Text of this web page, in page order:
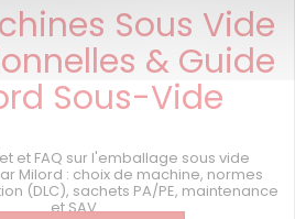
Sous Vide
& Guide
Sous-Vide
et FAQ sur l'emballage sous vide
Milord : choix de machine, normes
(DLC), sachets PA/PE, maintenance
et SAV.